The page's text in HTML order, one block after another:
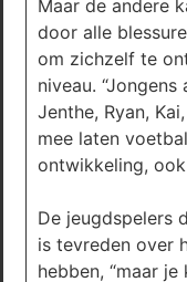
Maar de andere
door alle
om zichzelf te
niveau.
Jenthe, Ryan,
mee laten
ontwikkeling,
De jeugdspelers
is tevreden over
hebben, “maar